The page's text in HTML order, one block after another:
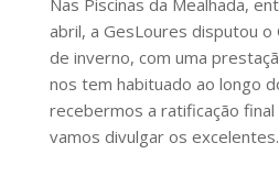
abril, a GesLoures disputou o
de inverno, com uma
nos tem habituado ao longo
recebermos a ratificação
vamos divulgar os